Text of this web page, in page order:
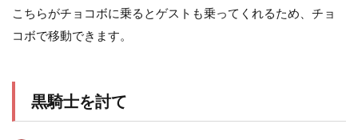
こちらがチョコボに乗るとゲストも乗ってくれるため、チョ
コボで移動できます。
黒騎士を討て